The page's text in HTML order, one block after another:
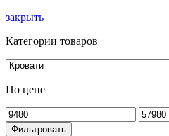
закрыть
Категории товаров
По цене
Фильтровать